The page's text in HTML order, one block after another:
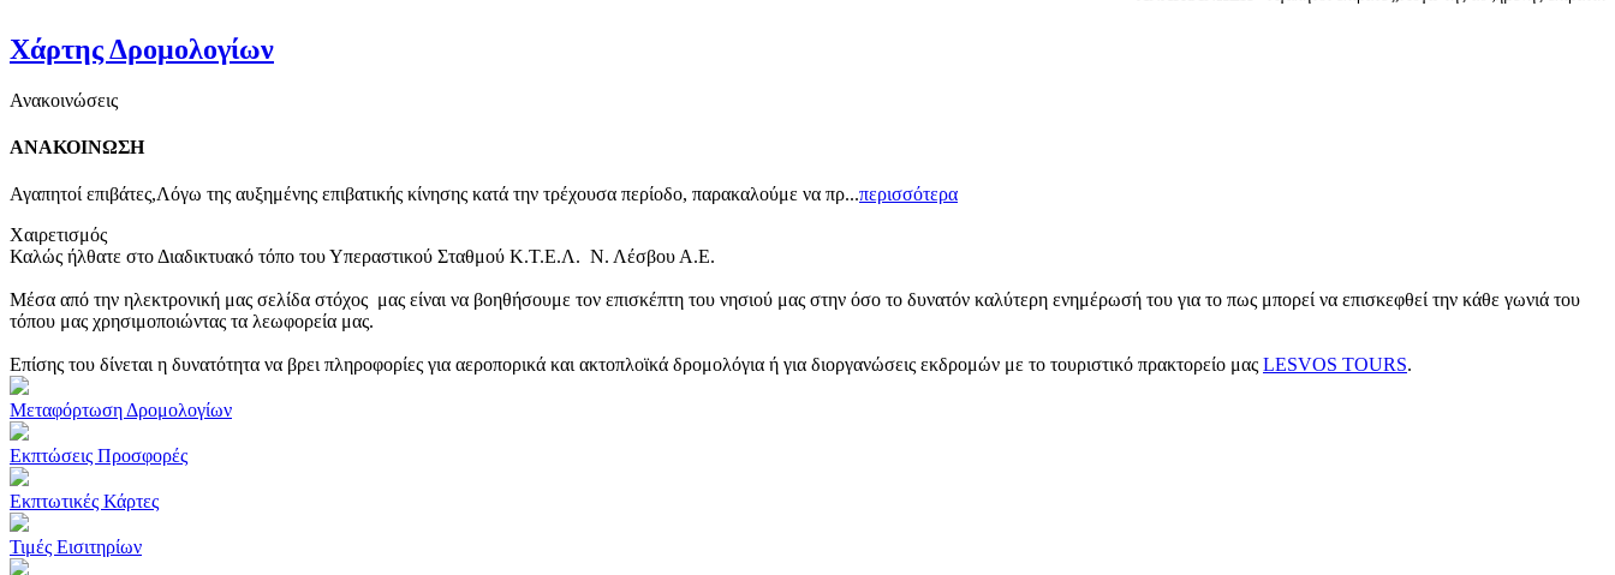
Χάρτης Δρομολογίων
Ανακοινώσεις
ΑΝΑΚΟΙΝΩΣΗ
Αγαπητοί επιβάτες,Λόγω της αυξημένης επιβατικής κίνησης κατά την τρέχουσα περίοδο, παρακαλούμε να πρ...περισσότερα
Χαιρετισμός
Καλώς ήλθατε στο Διαδικτυακό τόπο του Υπεραστικού Σταθμού Κ.Τ.Ε.Λ. Ν. Λέσβου Α.Ε.
Μέσα από την ηλεκτρονική μας σελίδα στόχος μας είναι να βοηθήσουμε τον επισκέπτη του νησιού μας στην όσο το δυνατόν καλύτερη ενημέρωσή του για το πως μπορεί να επισκεφθεί την κάθε γωνιά του
τόπου μας χρησιμοποιώντας τα λεωφορεία μας.
Επίσης του δίνεται η δυνατότητα να βρει πληροφορίες για αεροπορικά και ακτοπλοϊκά δρομολόγια ή για διοργανώσεις εκδρομών με το τουριστικό πρακτορείο μας LESVOS TOURS.
Μεταφόρτωση Δρομολογίων
Εκπτώσεις Προσφορές
Εκπτωτικές Κάρτες
Τιμές Εισιτηρίων